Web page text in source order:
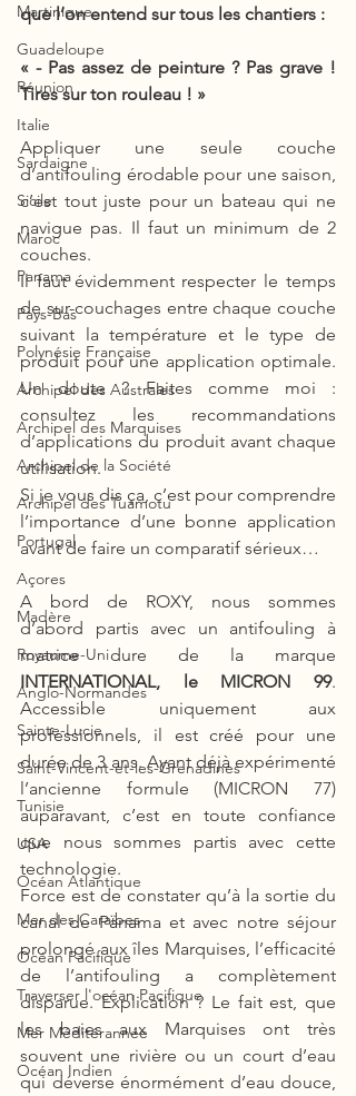
Martinique
Guadeloupe
Réunion
Italie
Sardaigne
Sicile
Maroc
Panama
Pays-Bas
Polynésie Française
Archipel des Australes
Archipel des Marquises
Archipel de la Société
Archipel des Tuamotu
Portugal
Açores
Madère
Royaume-Uni
Anglo-Normandes
Sainte-Lucie
Saint-Vincent-et-les-Grenadines
Tunisie
USA
Océan Atlantique
Mer des Caraïbes
Océan Pacifique
Traverser l'océan Pacifique
Mer Méditérannée
Océan Indien
que l’on entend sur tous les chantiers :
« - Pas assez de peinture ? Pas grave !
Tires sur ton rouleau ! »
Appliquer une seule couche
d’antifouling érodable pour une saison,
c’est tout juste pour un bateau qui ne
navigue pas. Il faut un minimum de 2
couches.
Il faut évidemment respecter le temps
de sur-couchages entre chaque couche
suivant la température et le type de
produit pour une application optimale.
Un doute ? Faites comme moi :
consultez les recommandations
d’applications du produit avant chaque
utilisation.
Si je vous dis ça, c’est pour comprendre
l’importance d’une bonne application
avant de faire un comparatif sérieux…
A bord de ROXY, nous sommes
d’abord partis avec un antifouling à
INTERNATIONAL, le MICRON 99.
Accessible uniquement aux
professionnels, il est créé pour une
durée de 3 ans. Ayant déjà expérimenté
l’ancienne formule (MICRON 77)
auparavant, c’est en toute confiance
que nous sommes partis avec cette
technologie.
Force est de constater qu’à la sortie du
canal de Panama et avec notre séjour
prolongé aux îles Marquises, l’efficacité
de l’antifouling a complètement
disparue. Explication ? Le fait est, que
les baies aux Marquises ont très
souvent une rivière ou un court d’eau
qui déverse énormément d’eau douce,